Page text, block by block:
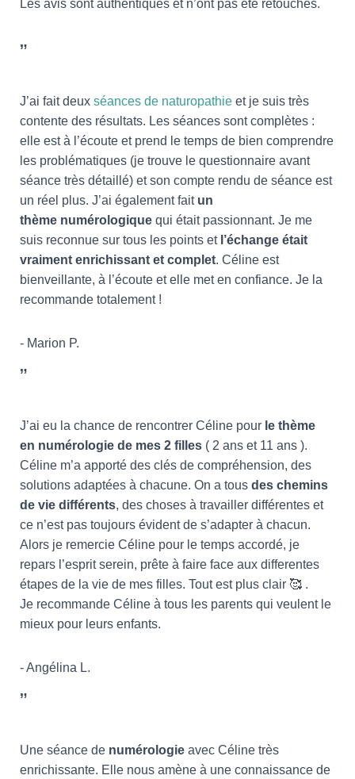
Les avis sont authentiques et n’ont pas été retouchés.
”
J’ai fait deux séances de naturopathie et je suis très
contente des résultats. Les séances sont complètes :
elle est à l’écoute et prend le temps de bien comprendre
les problématiques (je trouve le questionnaire avant
séance très détaillé) et son compte rendu de séance est
un réel plus. J’ai également fait un
thème numérologique qui était passionnant. Je me
suis reconnue sur tous les points et l’échange était
vraiment enrichissant et complet. Céline est
bienveillante, à l’écoute et elle met en confiance. Je la
recommande totalement !
- Marion P.
”
J’ai eu la chance de rencontrer Céline pour le thème
en numérologie de mes 2 filles ( 2 ans et 11 ans ).
Céline m’a apporté des clés de compréhension, des
solutions adaptées à chacune. On a tous des chemins
de vie différents, des choses à travailler différentes et
ce n’est pas toujours évident de s’adapter à chacun.
Alors je remercie Céline pour le temps accordé, je
repars l’esprit serein, prête à faire face aux differentes
étapes de la vie de mes filles. Tout est plus clair 🥰 .
Je recommande Céline à tous les parents qui veulent le
mieux pour leurs enfants.
- Angélina L.
”
Une séance de numérologie avec Céline très
enrichissante. Elle nous amène à une connaissance de